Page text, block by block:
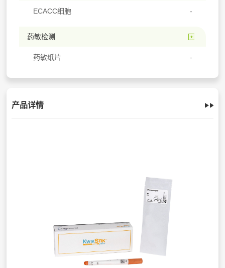
ECACC细胞
药敏检测
药敏纸片
产品详情